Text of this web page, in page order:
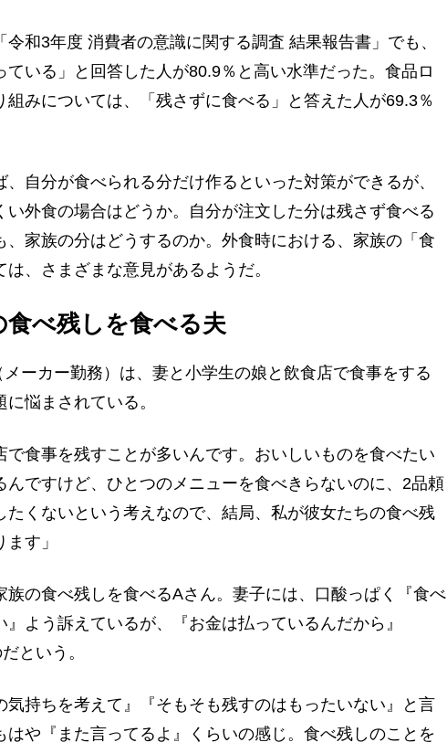
和3年度 消費者の意識に関する調査 結果報告書」でも、
ている」と回答した人が80.9％と高い水準だった。食品ロ
組みについては、「残さずに食べる」と答えた人が69.3％
自分が食べられる分だけ作るといった対策ができるが、
い外食の場合はどうか。自分が注文した分は残さず食べる
、家族の分はどうするのか。外食時における、家族の「食
、さまざまな意見があるようだ。
食べ残しを食べる夫
ーカー勤務）は、妻と小学生の娘と飲食店で食事をする
悩まされている。
で食事を残すことが多いんです。おいしいものを食べたい
んですけど、ひとつのメニューを食べきらないのに、2品頼
たくないという考えなので、結局、私が彼女たちの食べ残
す」
の食べ残しを食べるAさん。妻子には、口酸っぱく『食べ
』よう訴えているが、『お金は払っているんだから』
という。
気持ちを考えて』『そもそも残すのはもったいない』と言
はや『また言ってるよ』くらいの感じ。食べ残しのことを